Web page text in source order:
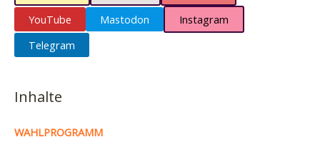
YouTube
Mastodon
Instagram
Telegram
Inhalte
WAHLPROGRAMM